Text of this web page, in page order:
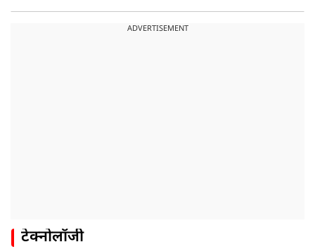
ADVERTISEMENT
टेक्नोलॉजी